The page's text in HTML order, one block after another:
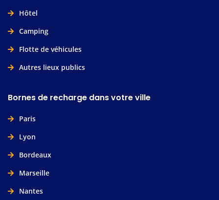
Hôtel
Camping
Flotte de véhicules
Autres lieux publics
Bornes de recharge dans votre ville
Paris
Lyon
Bordeaux
Marseille
Nantes